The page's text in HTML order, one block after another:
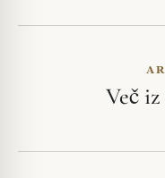
Več